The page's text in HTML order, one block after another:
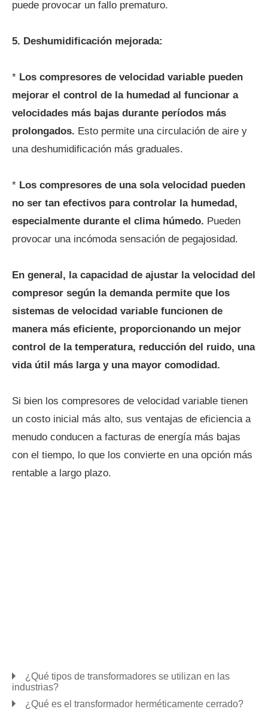
puede provocar un fallo prematuro.
5. Deshumidificación mejorada:
* Los compresores de velocidad variable pueden
mejorar el control de la humedad al funcionar a
velocidades más bajas durante períodos más
prolongados. Esto permite una circulación de aire y
una deshumidificación más graduales.
* Los compresores de una sola velocidad pueden
no ser tan efectivos para controlar la humedad,
especialmente durante el clima húmedo. Pueden
provocar una incómoda sensación de pegajosidad.
En general, la capacidad de ajustar la velocidad del
compresor según la demanda permite que los
sistemas de velocidad variable funcionen de
manera más eficiente, proporcionando un mejor
control de la temperatura, reducción del ruido, una
vida útil más larga y una mayor comodidad.
Si bien los compresores de velocidad variable tienen
un costo inicial más alto, sus ventajas de eficiencia a
menudo conducen a facturas de energía más bajas
con el tiempo, lo que los convierte en una opción más
rentable a largo plazo.
¿Qué tipos de transformadores se utilizan en las
industrias?
¿Qué es el transformador herméticamente cerrado?